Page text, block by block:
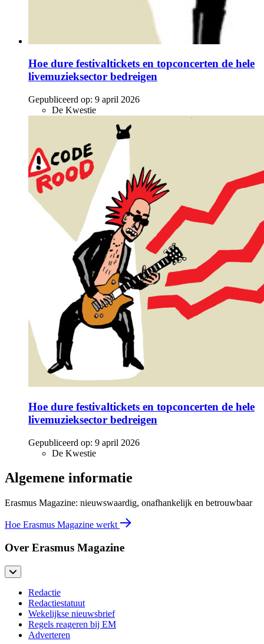
Hoe dure festivaltickets en topconcerten de hele
livemuzieksector bedreigen
Gepubliceerd op: 9 april 2026
De Kwestie
Hoe dure festivaltickets en topconcerten de hele
livemuzieksector bedreigen
Gepubliceerd op: 9 april 2026
De Kwestie
Algemene informatie
Erasmus Magazine: nieuwswaardig, onafhankelijk en betrouwbaar
Hoe Erasmus Magazine werkt
Over Erasmus Magazine
Redactie
Redactiestatuut
Wekelijkse nieuwsbrief
Regels reageren bij EM
Adverteren